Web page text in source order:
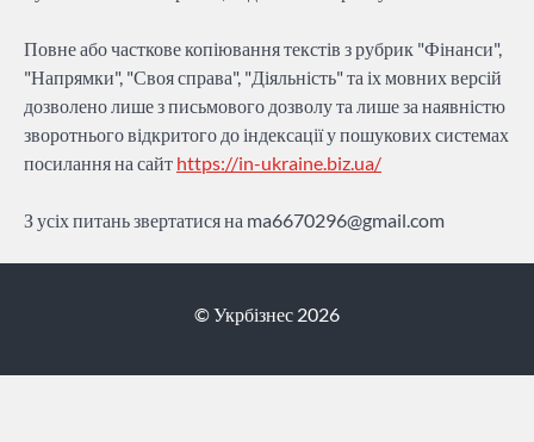
Повне або часткове копіювання текстів з рубрик "Фінанси",
"Напрямки", "Своя справа", "Діяльність" та іх мовних версій
дозволено лише з письмового дозволу та лише за наявністю
зворотнього відкритого до індексації у пошукових системах
посилання на сайт https://in-ukraine.biz.ua/
З усіх питань звертатися на ma6670296@gmail.com
© Укрбізнес 2026